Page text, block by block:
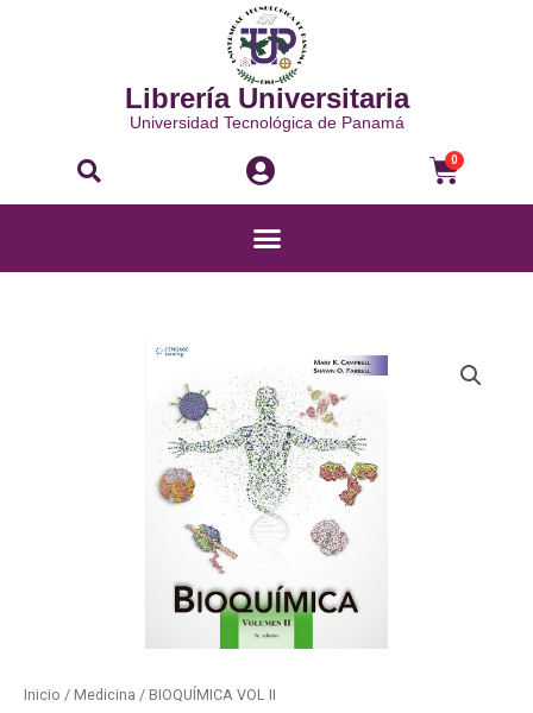
Librería Universitaria
Universidad Tecnológica de Panamá
Buscar 0
Menú
Inicio / Medicina / BIOQUÍMICA VOL II